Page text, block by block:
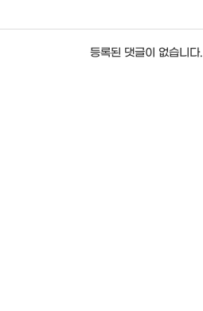
등록된 댓글이 없습니다.